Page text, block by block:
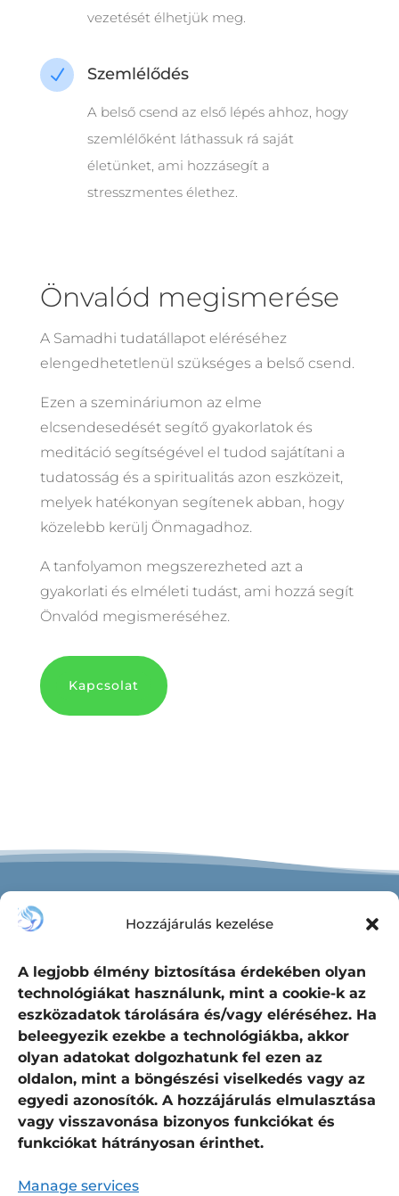
Hozzájárulás kezelése
A legjobb élmény biztosítása érdekében olyan
technológiákat használunk, mint a cookie-k az
eszközadatok tárolására és/vagy eléréséhez. Ha
beleegyezik ezekbe a technológiákba, akkor
olyan adatokat dolgozhatunk fel ezen az
oldalon, mint a böngészési viselkedés vagy az
egyedi azonosítók. A hozzájárulás elmulasztása
vagy visszavonása bizonyos funkciókat és
funkciókat hátrányosan érinthet.
Manage services
vezetését élhetjük meg.
N Szemlélődés
A belső csend az első lépés ahhoz, hogy
szemlélőként láthassuk rá saját
életünket, ami hozzásegít a
stresszmentes élethez.
Önvalód megismerése
A Samadhi tudatállapot eléréséhez
elengedhetetlenül szükséges a belső csend.
Ezen a szemináriumon az elme
elcsendesedését segítő gyakorlatok és
meditáció segítségével el tudod sajátítani a
tudatosság és a spiritualitás azon eszközeit,
melyek hatékonyan segítenek abban, hogy
közelebb kerülj Önmagadhoz.
A tanfolyamon megszerezheted azt a
gyakorlati és elméleti tudást, ami hozzá segít
Önvalód megismeréséhez.
Kapcsolat
A hatékony tudati
eszköz
„A BELSŐ CSENDBEN HALLOD MEG
LÉNYED IGAZSÁGÁT!”